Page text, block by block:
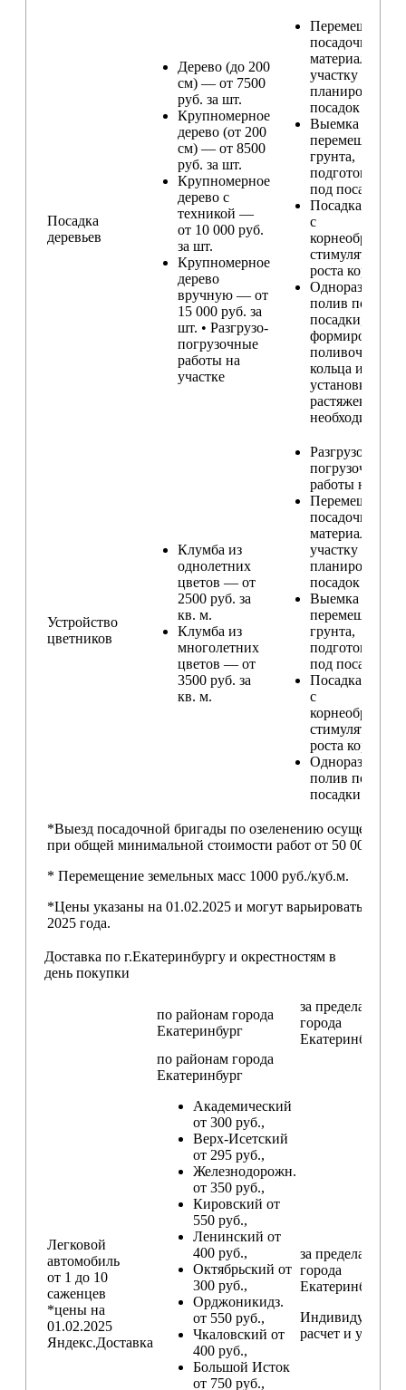
Посадка
деревьев
Дерево (до 200
см) — от 7500
руб. за шт.
Крупномерное
дерево (от 200
см) — от 8500
руб. за шт.
Крупномерное
дерево с
техникой —
от 10 000 руб.
за шт.
Крупномерное
дерево
вручную — от
15 000 руб. за
шт. • Разгрузо-
погрузочные
работы на
участке
Перемещение
посадочного
материала по
участку и
планирование
посадок
Выемка и
перемещение
грунта,
подготовка
под посадку
Посадка
с
стимулятором
роста корней
Одноразовый
полив после
посадки,
формирование
поливочного
кольца и
установка
растяжек (при
Устройство
цветников
Клумба из
однолетних
цветов — от
2500 руб. за
кв. м.
Клумба из
многолетних
цветов — от
3500 руб. за
кв. м.
Разгрузо-
погрузочные
работы на
Перемещение
посадочного
материала по
участку и
планирование
посадок
Выемка и
перемещение
грунта,
подготовка
под посадку
Посадка
с
стимулятором
роста корней
Одноразовый
полив после
посадки
*Выезд посадочной бригады по озеленению
при общей минимальной стоимости работ от 50 000,00
* Перемещение земельных масс 1000 руб./куб.м.
*Цены указаны на 01.02.2025 и могут варьироваться
2025 года.
Доставка по г.Екатеринбургу и окрестностям в
день покупки
по районам города
Екатеринбург
за пределами
города
Екатеринбург
Легковой
автомобиль
от 1 до 10
саженцев
*цены на
01.02.2025
Яндекс.Доставка
по районам города
Екатеринбург
Академический
от 300 руб.,
Верх-Исетский
от 295 руб.,
Железнодорожн.
от 350 руб.,
Кировский от
550 руб.,
Ленинский от
400 руб.,
Октябрьский от
300 руб.,
Орджоникидз.
от 550 руб.,
Чкаловский от
400 руб.,
Большой Исток
от 750 руб.,
за пределами
города
Екатеринбург
расчет и условия